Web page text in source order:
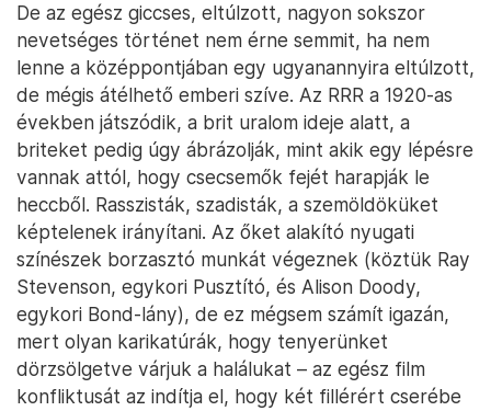
De az egész giccses, eltúlzott, nagyon sokszor
nevetséges történet nem érne semmit, ha nem
lenne a középpontjában egy ugyanannyira eltúlzott,
de mégis átélhető emberi szíve. Az RRR a 1920-as
években játszódik, a brit uralom ideje alatt, a
briteket pedig úgy ábrázolják, mint akik egy lépésre
vannak attól, hogy csecsemők fejét harapják le
heccből. Rasszisták, szadisták, a szemöldöküket
képtelenek irányítani. Az őket alakító nyugati
színészek borzasztó munkát végeznek (köztük Ray
Stevenson, egykori Pusztító, és Alison Doody,
egykori Bond-lány), de ez mégsem számít igazán,
mert olyan karikatúrák, hogy tenyerünket
dörzsölgetve várjuk a halálukat – az egész film
konfliktusát az indítja el, hogy két fillérért cserébe